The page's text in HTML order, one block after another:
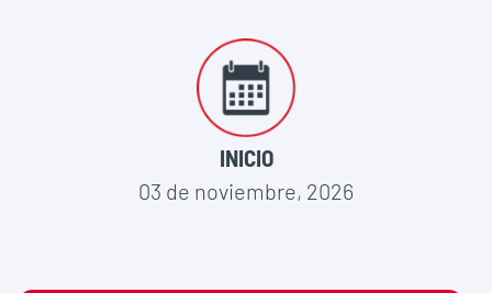
INICIO
03 de noviembre, 2026